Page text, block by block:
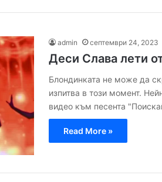
admin септември 24, 2023
Деси Слава лети
Блондинката не може да
изпитва в този момент.
видео към песента
Read More »